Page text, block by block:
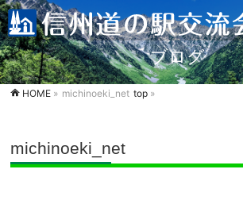
ブログ
HOME » michinoeki_net top »
michinoeki_net